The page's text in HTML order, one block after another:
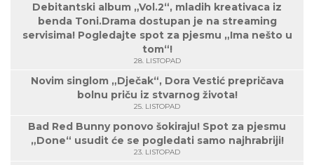
Debitantski album „Vol.2“, mladih kreativaca iz
benda Toni.Drama dostupan je na streaming
servisima! Pogledajte spot za pjesmu „Ima nešto u
tom“!
28. LISTOPAD
Novim singlom „Dječak“, Dora Vestić prepričava
bolnu priču iz stvarnog života!
25. LISTOPAD
Bad Red Bunny ponovo šokiraju! Spot za pjesmu
„Done“ usudit će se pogledati samo najhrabriji!
23. LISTOPAD